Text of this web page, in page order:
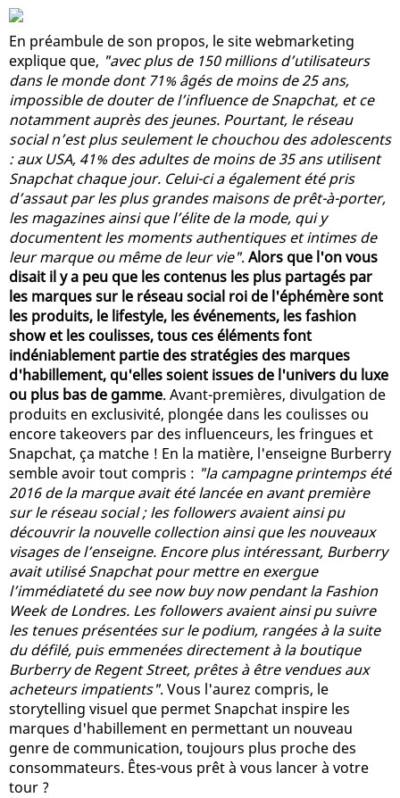
En préambule de son propos, le site webmarketing
explique que, "avec plus de 150 millions d’utilisateurs
dans le monde dont 71% âgés de moins de 25 ans,
impossible de douter de l’influence de Snapchat, et ce
notamment auprès des jeunes. Pourtant, le réseau
social n’est plus seulement le chouchou des adolescents
: aux USA, 41% des adultes de moins de 35 ans utilisent
Snapchat chaque jour. Celui-ci a également été pris
d’assaut par les plus grandes maisons de prêt-à-porter,
les magazines ainsi que l’élite de la mode, qui y
documentent les moments authentiques et intimes de
leur marque ou même de leur vie". Alors que l'on vous
disait il y a peu que les contenus les plus partagés par
les marques sur le réseau social roi de l'éphémère sont
les produits, le lifestyle, les événements, les fashion
show et les coulisses, tous ces éléments font
indéniablement partie des stratégies des marques
d'habillement, qu'elles soient issues de l'univers du luxe
ou plus bas de gamme. Avant-premières, divulgation de
produits en exclusivité, plongée dans les coulisses ou
encore takeovers par des influenceurs, les fringues et
Snapchat, ça matche ! En la matière, l'enseigne Burberry
semble avoir tout compris : "la campagne printemps été
2016 de la marque avait été lancée en avant première
sur le réseau social ; les followers avaient ainsi pu
découvrir la nouvelle collection ainsi que les nouveaux
visages de l’enseigne. Encore plus intéressant, Burberry
avait utilisé Snapchat pour mettre en exergue
l’immédiateté du see now buy now pendant la Fashion
Week de Londres. Les followers avaient ainsi pu suivre
les tenues présentées sur le podium, rangées à la suite
du défilé, puis emmenées directement à la boutique
Burberry de Regent Street, prêtes à être vendues aux
acheteurs impatients". Vous l'aurez compris, le
storytelling visuel que permet Snapchat inspire les
marques d'habillement en permettant un nouveau
genre de communication, toujours plus proche des
consommateurs. Êtes-vous prêt à vous lancer à votre
tour ?